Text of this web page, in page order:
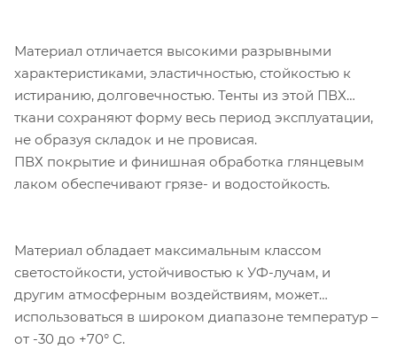
Материал отличается высокими разрывными
характеристиками, эластичностью, стойкостью к
истиранию, долговечностью. Тенты из этой ПВХ
ткани сохраняют форму весь период эксплуатации,
не образуя складок и не провисая.
ПВХ покрытие и финишная обработка глянцевым
лаком обеспечивают грязе- и водостойкость.
Материал обладает максимальным классом
светостойкости, устойчивостью к УФ-лучам, и
другим атмосферным воздействиям, может
использоваться в широком диапазоне температур –
от -30 до +70° С.